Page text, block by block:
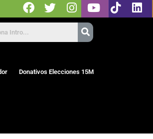
Donativos Elecciones 15M